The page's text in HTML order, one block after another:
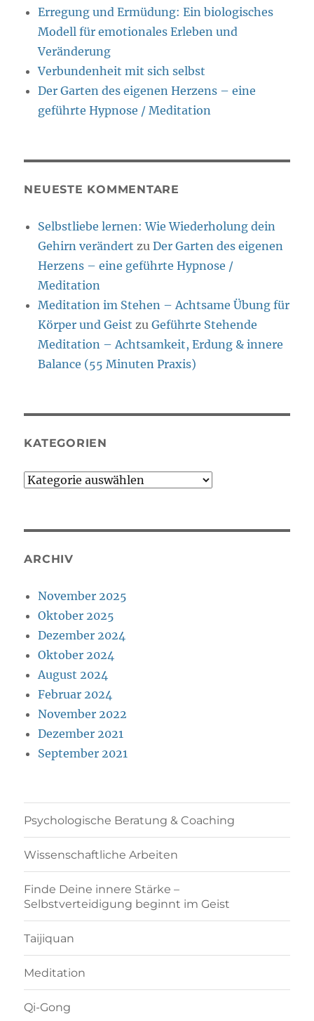
Erregung und Ermüdung: Ein biologisches
Modell für emotionales Erleben und
Veränderung
Verbundenheit mit sich selbst
Der Garten des eigenen Herzens – eine
geführte Hypnose / Meditation
NEUESTE KOMMENTARE
Selbstliebe lernen: Wie Wiederholung dein
Gehirn verändert zuDer Garten des eigenen
Herzens – eine geführte Hypnose /
Meditation
Meditation im Stehen – Achtsame Übung für
Körper und Geist zuGeführte Stehende
Meditation – Achtsamkeit, Erdung & innere
Balance (55 Minuten Praxis)
KATEGORIEN
Kategorien
ARCHIV
November 2025
Oktober 2025
Dezember 2024
Oktober 2024
August 2024
Februar 2024
November 2022
Dezember 2021
September 2021
Psychologische Beratung & Coaching
Wissenschaftliche Arbeiten
Finde Deine innere Stärke –
Selbstverteidigung beginnt im Geist
Taijiquan
Meditation
Qi-Gong